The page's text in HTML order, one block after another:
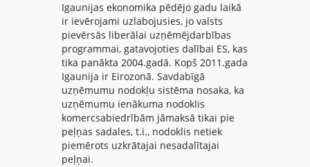
Igaunijas ekonomika pēdējo gadu laikā
ir ievērojami uzlabojusies, jo valsts
pievērsās liberālai uzņēmējdarbības
programmai, gatavojoties dalībai ES, kas
tika panākta 2004.gadā. Kopš 2011.gada
Igaunija ir Eirozonā. Savdabīgā
uzņēmumu nodokļu sistēma nosaka, ka
uzņēmumu ienākuma nodoklis
komercsabiedrībām jāmaksā tikai pie
peļņas sadales, t.i., nodoklis netiek
piemērots uzkrātajai nesadalītajai
peļņai.